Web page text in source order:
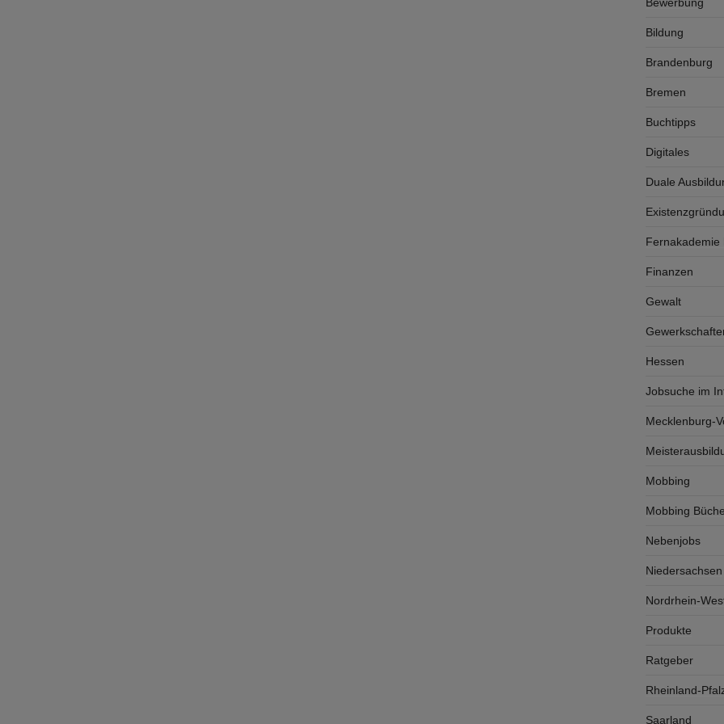
Bildung
Brandenburg
Bremen
Buchtipps
Digitales
Duale
Fernakademie
Finanzen
Gewalt
Hessen
Jobsuche im
Mecklenburg-
Mobbing
Mobbing
Nebenjobs
Niedersachsen
Nordrhein-
Produkte
Ratgeber
Rheinland-
Saarland